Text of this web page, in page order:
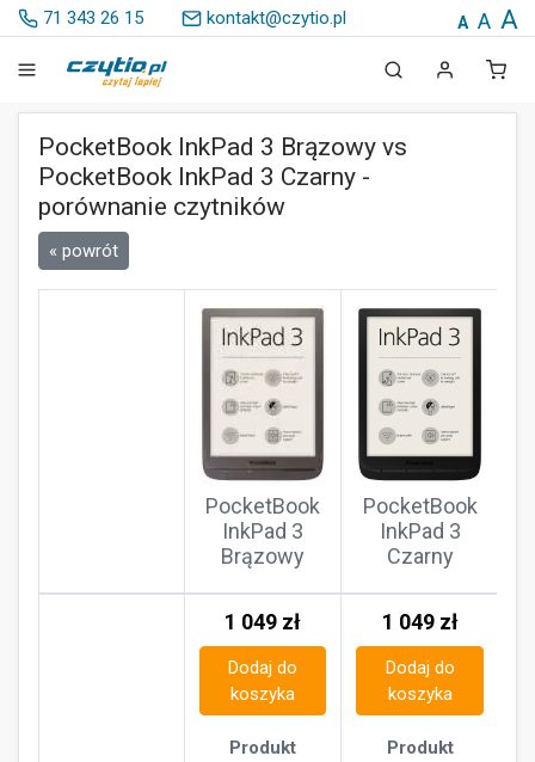
71 343 26 15 kontakt@czytio.pl A A A
PocketBook InkPad 3 Brązowy vs
PocketBook InkPad 3 Czarny -
porównanie czytników
« powrót
PocketBook
InkPad 3
Brązowy
PocketBook
InkPad 3
Czarny
1 049 zł
Dodaj do
koszyka
Produkt
1 049zł
Dodaj do
koszyka
Produkt